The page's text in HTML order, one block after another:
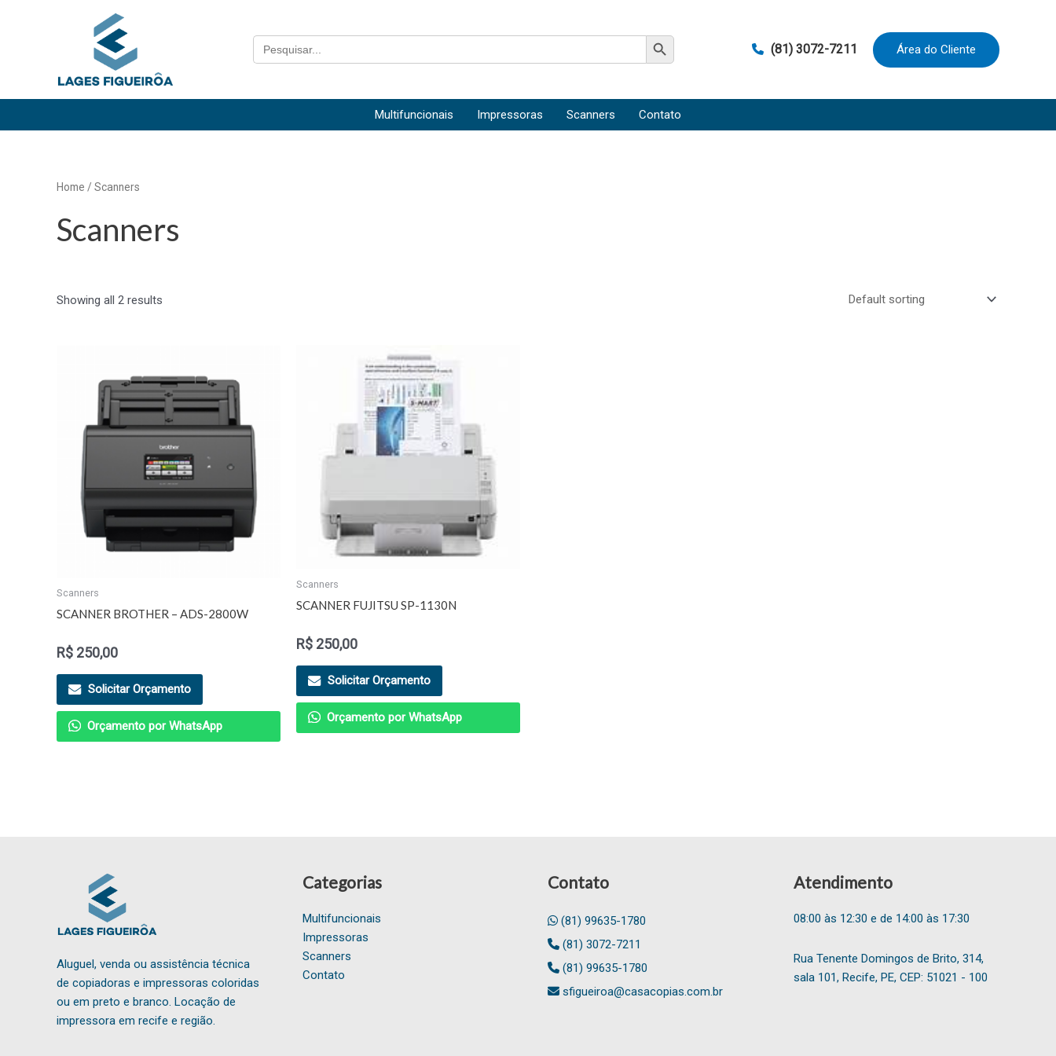
Search
for:
Search Button
(81) 3072-7211 Área do Cliente
Multifuncionais Impressoras Scanners Contato
Home / Scanners
Scanners
Showing all 2 results
Scanners
SCANNER BROTHER – ADS-2800W
R$ 250,00
Solicitar Orçamento
Orçamento por WhatsApp
Scanners
SCANNER FUJITSU SP-1130N
R$ 250,00
Solicitar Orçamento
Orçamento por WhatsApp
Aluguel, venda ou assistência técnica
de copiadoras e impressoras coloridas
ou em preto e branco. Locação de
impressora em recife e região.
Categorias
Multifuncionais
Impressoras
Scanners
Contato
Contato
(81) 99635-1780
(81) 3072-7211
(81) 99635-1780
sfigueiroa@casacopias.com.br
Atendimento
08:00 às 12:30 e de 14:00 às 17:30
Rua Tenente Domingos de Brito, 314,
sala 101, Recife, PE, CEP: 51021 - 100